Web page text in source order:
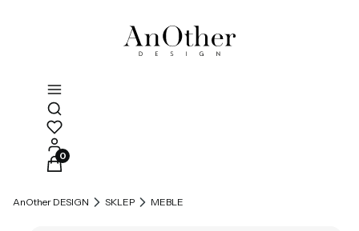
Otwórz wyszukiwarkę
Produkty w koszyku: 0. Zobacz szczegóły
AnOther DESIGN SKLEP MEBLE